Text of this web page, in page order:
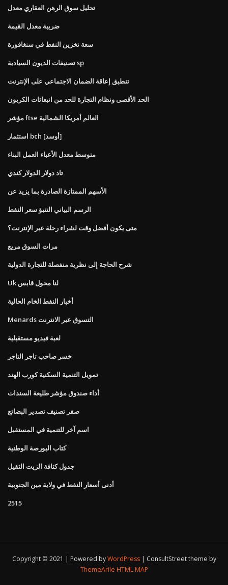
تحليل سوق الرهن العقاري معدل
ضريبة معدل القيمة
سعة تخزين النفط في سنغافورة
تصنيفات الديون السيادية sp
تنطبق إعاقة الضمان الاجتماعي على الإنترنت
الحد الأقصى ونظام التجارة للحد من انبعاثات الكربون
مؤشر ftse العالم أمريكا الشمالية
استثمار bch [أوسد]
متوسط ​​معدل الأعباء العمل البناء
تاد دولار الدولار كندي
الأسهم الممتازة الصادرة بما يزيد عن
الرسم البياني التنبؤ سعر النفط
متى يكون أفضل وقت لشراء رحلة عبر الإنترنت؟
مرات السوق مربع
شرح الحاجة إلى نظرية منفصلة للتجارة الدولية
Uk لنا محول قابس
أخبار النفط الخام الحالية
Menards التسوق عبر الانترنت
لعبة فيديو مستقبلية
خسر صاحب تاجر التاجر
تمويل التنمية السكنية كورب الهند
أداء صندوق مؤشر طليعة السندات
صفر تصنيف تصدير البضائع
اسم آخر للتنمية في المستقبل
كتاب البورصة الوطنية
جدول كثافة الزيت الثقيل
أدنى أسعار النفط في ولاية مين الجنوبية
2515
Copyright © 2021 | Powered byWordPress
ConsultStreet theme by
ThemeArile HTML MAP